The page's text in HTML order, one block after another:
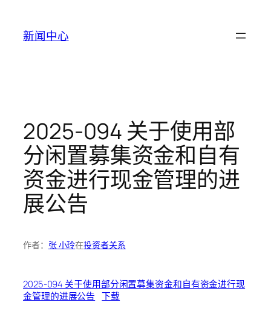
新闻中心
2025-094 关于使用部
分闲置募集资金和自有
资金进行现金管理的进
展公告
作者： 张 小玲在投资者关系
2025-094 关于使用部分闲置募集资金和自有资金进行现
金管理的进展公告
下载